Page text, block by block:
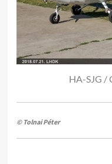
HA-SJG /
© Tolnai Péter